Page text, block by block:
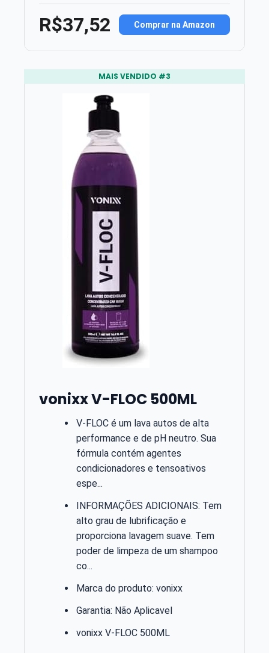
R$37,52 Comprar na Amazon
MAIS VENDIDO #3
vonixx V-FLOC 500ML
V-FLOC é um lava autos de alta
performance e de pH neutro. Sua
fórmula contém agentes
condicionadores e tensoativos
espe...
INFORMAÇÕES ADICIONAIS: Tem
alto grau de lubrificação e
proporciona lavagem suave. Tem
poder de limpeza de um shampoo
co...
Marca do produto: vonixx
Garantia: Não Aplicavel
vonixx V-FLOC 500ML